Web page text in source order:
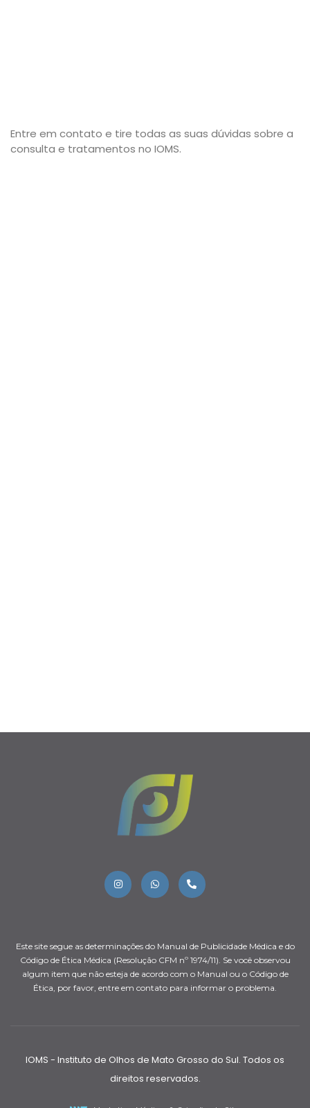
Entre em contato e tire todas as suas dúvidas sobre a
consulta e tratamentos no IOMS.
Este site segue as determinações do Manual de Publicidade Médica e do
Código de Ética Médica (Resolução CFM nº 1974/11). Se você observou
algum item que não esteja de acordo com o Manual ou o Código de
Ética, por favor, entre em contato para informar o problema.
IOMS - Instituto de Olhos de Mato Grosso do Sul. Todos os
direitos reservados.